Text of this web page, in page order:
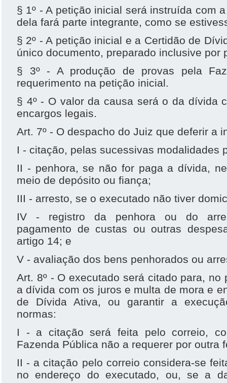
§ 1º - A petição inicial será instruída com
dela fará parte integrante, como se
§ 2º - A petição inicial e a Certidão de
único documento, preparado inclusive por
§ 3º - A produção de provas pela
requerimento na petição inicial.
§ 4º - O valor da causa será o da dívida
encargos legais.
Art. 7º - O despacho do Juiz que deferir a
I - citação, pelas sucessivas modalidades
II - penhora, se não for paga a dívida,
meio de depósito ou fiança;
III - arresto, se o executado não tiver
IV - registro da penhora ou do
pagamento de custas ou outras
artigo 14; e
V - avaliação dos bens penhorados ou
Art. 8º - O executado será citado para,
a dívida com os juros e multa de mora e
de Dívida Ativa, ou garantir a
normas:
I - a citação será feita pelo correio,
Fazenda Pública não a requerer por outra
II - a citação pelo correio considera-se
no endereço do executado, ou, se a